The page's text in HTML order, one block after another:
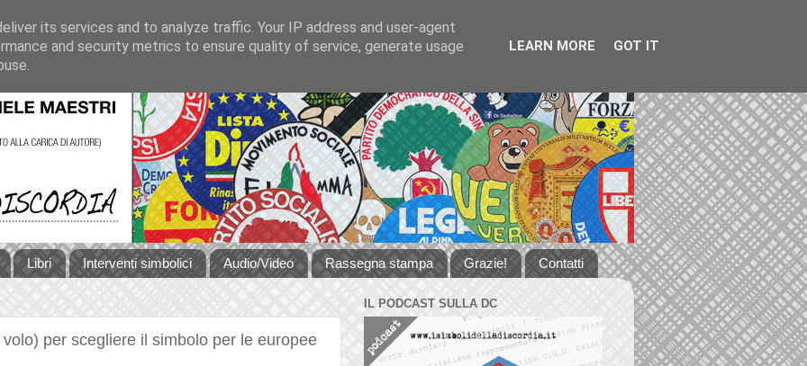
Libri Interventi simbolici Audio/Video Rassegna stampa Grazie! Contatti
per scegliere il simbolo per le europee
IL PODCAST SULLA DC
its services and to analyze traffic. Your IP address and user-agent
and security metrics to ensure quality of service, generate usage
LEARN MORE GOT IT